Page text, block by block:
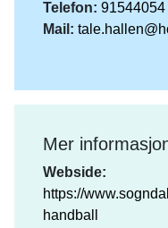
Telefon: 91544054
Mail:
Mer
Webside:
https://
handball